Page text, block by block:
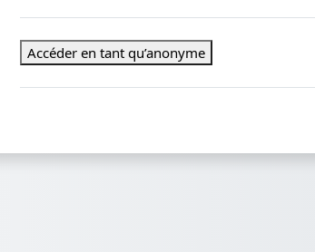
Accéder en tant qu’anonyme